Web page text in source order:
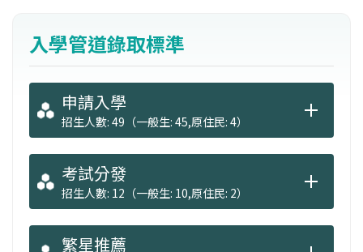
腦與資訊科技的應用能力，訓練學生熟習基本
程式語言與各種工程軟體之應用。並增加管
理、策略方面之課程。
入學管道錄取標準
申請入學
招生人數: 49（一般生: 45,原住民: 4）
考試分發
招生人數: 12（一般生: 10,原住民: 2）
繁星推薦